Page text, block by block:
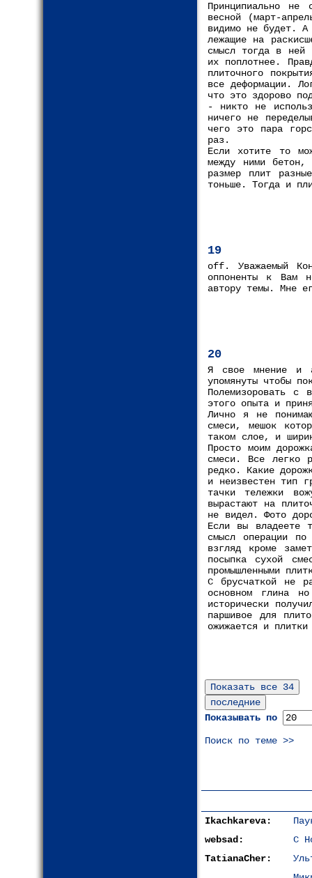
Принципиально
весной (март-
видимо не будет. А
лежащие на
смысл тогда в ней
их поплотнее.
плиточного
все деформации.
что это здорово
- никто не
ничего не
чего это пара
раз.
Если хотите то
между ними бетон,
размер плит
тоньше. Тогда и
19
off. Уважаемый
оппоненты к Вам
автору темы. Мне
20
Я свое мнение и
упомянуты чтобы
Полемизоровать
этого опыта и
Лично я не
смеси, мешок
таком слое, и
Просто моим
смеси. Все легко
редко. Какие
и неизвестен тип
тачки тележки
вырастают на
не видел. Фото
Если вы владеете
смысл операции
взгляд кроме
посыпка сухой
промышленными
С брусчаткой не
основном глина
исторически
паршивое для
ожижается и
Показывать по
Поиск по теме >>
Ikachkareva:
websad:
С
TatianaCher: